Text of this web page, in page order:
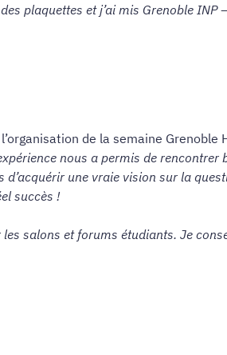
plaquettes et j’ai mis Grenoble INP
de la semaine
nous a permis de rencontrer
d’acquérir une vraie vision sur la
succès !
salons et forums étudiants. Je